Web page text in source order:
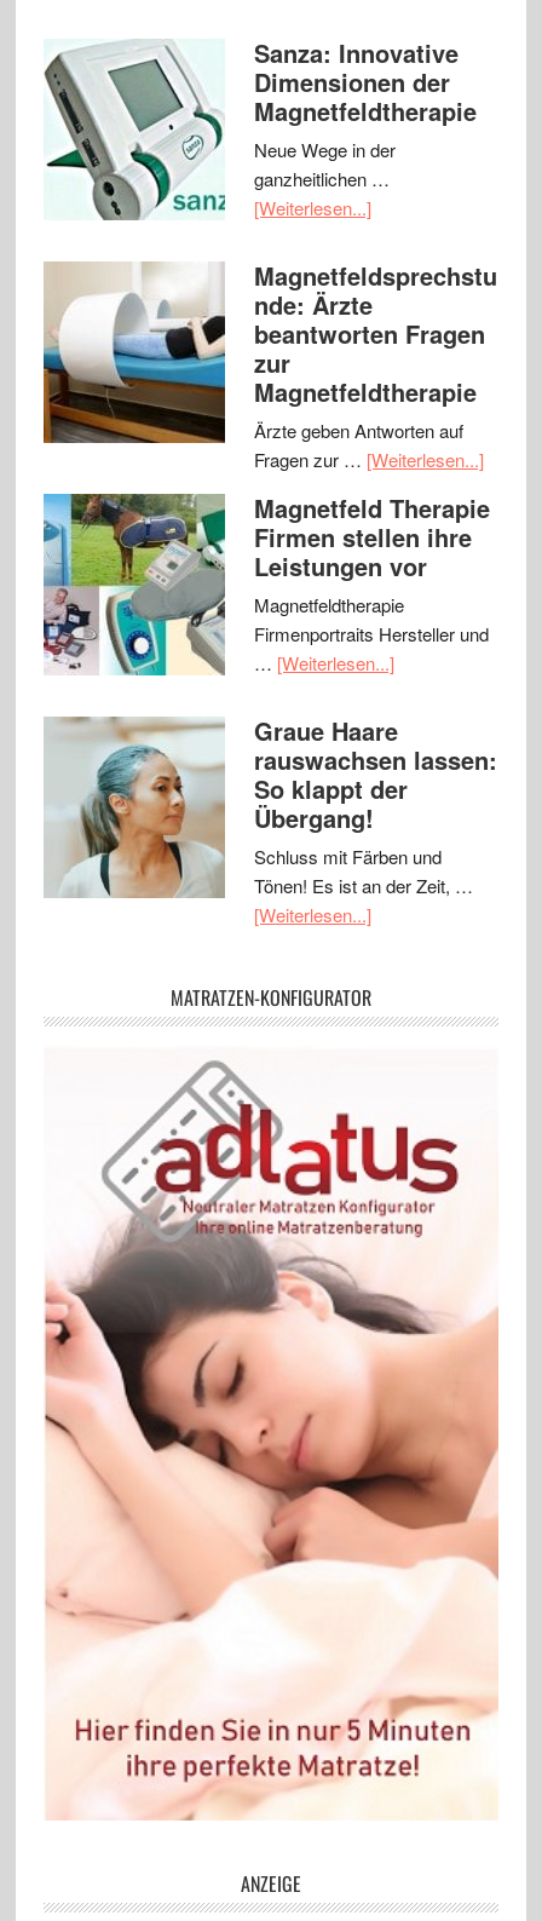
Sanza: Innovative
Dimensionen der
Magnetfeldtherapie
Neue Wege in der
ganzheitlichen …
[Weiterlesen...]
Magnetfeldsprechstu
nde: Ärzte
beantworten Fragen
zur
Magnetfeldtherapie
Ärzte geben Antworten auf
Fragen zur … [Weiterlesen...]
Magnetfeld Therapie
Firmen stellen ihre
Leistungen vor
Magnetfeldtherapie
Firmenportraits Hersteller und
… [Weiterlesen...]
Graue Haare
rauswachsen lassen:
So klappt der
Übergang!
Schluss mit Färben und
Tönen! Es ist an der Zeit, …
[Weiterlesen...]
MATRATZEN-KONFIGURATOR
ANZEIGE